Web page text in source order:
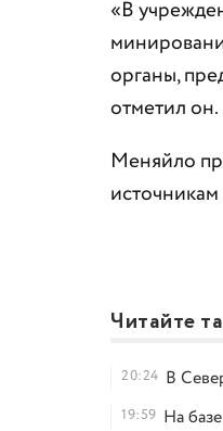
«В
органы,
отметил он.
Меняйло
Читайте
20:24 В
19:59 На